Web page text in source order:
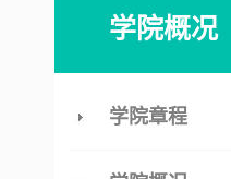
学院概况
学院章程